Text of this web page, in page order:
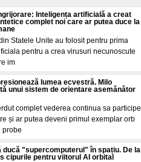
Inteligența artificială a creat
complet noi care ar putea duce la
Statele Unite au folosit pentru prima
pentru a crea virusuri necunoscute
im
lumea ecvestră. Milo
unui sistem de orientare asemănător
complet vederea continua sa participe
și ar putea deveni primul exemplar orb
probe
ducă "supercomputerul" în spațiu. De la
cipurile pentru viitorul AI orbital